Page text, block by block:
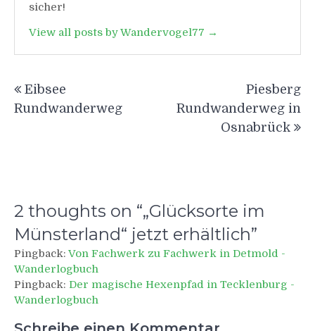
sicher!
View all posts by Wandervogel77 →
Eibsee
Rundwanderweg
Piesberg
Rundwanderweg in
Osnabrück
2 thoughts on “„Glücksorte im
Münsterland“ jetzt erhältlich”
Pingback: Von Fachwerk zu Fachwerk in Detmold -
Wanderlogbuch
Pingback: Der magische Hexenpfad in Tecklenburg -
Wanderlogbuch